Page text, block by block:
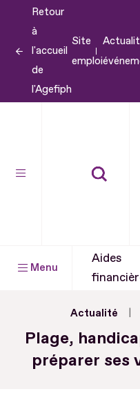
contenu
Retour
à
l'accueil
de
l'Agefiph
Site
emploi
Menu
Aides
Actualité
Plage,
préparer ses